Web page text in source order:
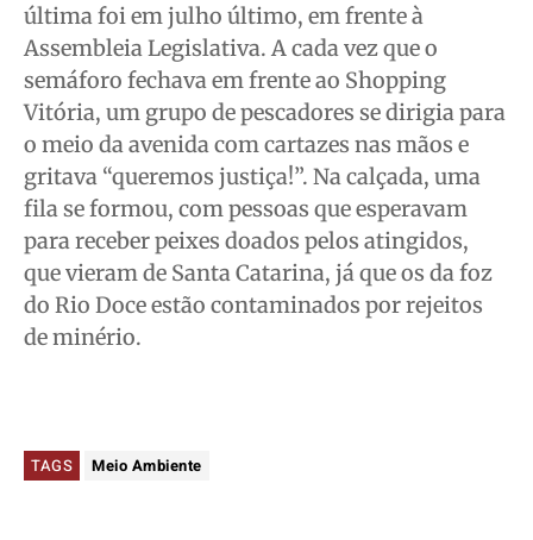
última foi em julho último, em frente à
Assembleia Legislativa. A cada vez que o
semáforo fechava em frente ao Shopping
Vitória, um grupo de pescadores se dirigia para
o meio da avenida com cartazes nas mãos e
gritava “queremos justiça!”. Na calçada, uma
fila se formou, com pessoas que esperavam
para receber peixes doados pelos atingidos,
que vieram de Santa Catarina, já que os da foz
do Rio Doce estão contaminados por rejeitos
de minério.
TAGS Meio Ambiente